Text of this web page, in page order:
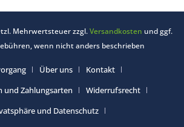
Mehrwertsteuer zzgl.Versandkosten und ggf.
wenn nicht anders beschrieben
Über uns
Kontakt
und Zahlungsarten
Widerrufsrecht
und Datenschutz